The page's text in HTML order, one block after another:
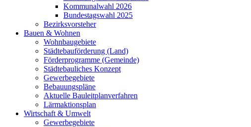
Kommunalwahl 2026
Bundestagswahl 2025
Bezirksvorsteher
Bauen & Wohnen
Wohnbaugebiete
Städtebauförderung (Land)
Förderprogramme (Gemeinde)
Städtebauliches Konzept
Gewerbegebiete
Bebauungspläne
Aktuelle Bauleitplanverfahren
Lärmaktionsplan
Wirtschaft & Umwelt
Gewerbegebiete